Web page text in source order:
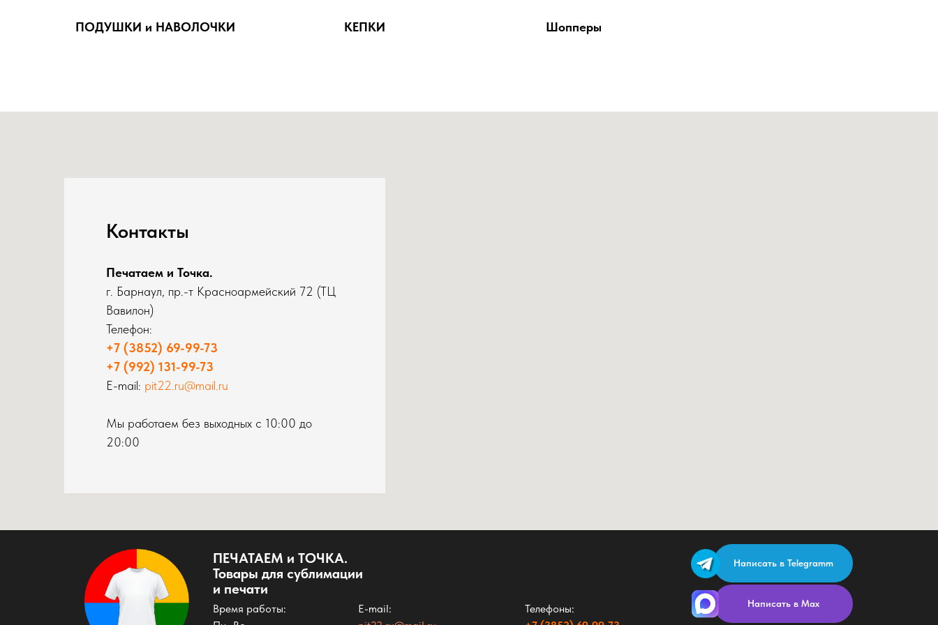
ПОДУШКИ и НАВОЛОЧКИ КЕПКИ Шопперы
Контакты
Печатаем и Точка.
г. Барнаул, пр.-т Красноармейский 72 (ТЦ
Вавилон)
Телефон:
+7 (3852) 69-99-73
+7 (992) 131-99-73
E-mail: pit22.ru@mail.ru
Мы работаем без выходных с 10:00 до
20:00
ПЕЧАТАЕМ и ТОЧКА.
Товары для сублимации
и печати
Телефоны:
E-mail:
Время работы:
Написать в Telegramm
Написать в Max